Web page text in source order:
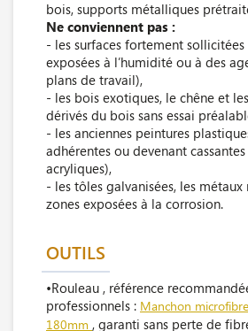
bois, supports métalliques
Ne conviennent pas :
- les surfaces fortement
exposées à l’humidité ou à des
plans de travail),
- les bois exotiques, le chêne et
dérivés du bois sans essai
- les anciennes peintures
adhérentes ou devenant
acryliques),
- les tôles galvanisées, les
zones exposées à la corrosion.
OUTILS
•Rouleau , référence
professionnels : Manchon
180mm , garanti sans perte de